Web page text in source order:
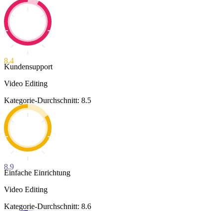
8.4
Kundensupport
Video Editing
Kategorie-Durchschnitt: 8.5
8.9
Einfache Einrichtung
Video Editing
Kategorie-Durchschnitt: 8.6